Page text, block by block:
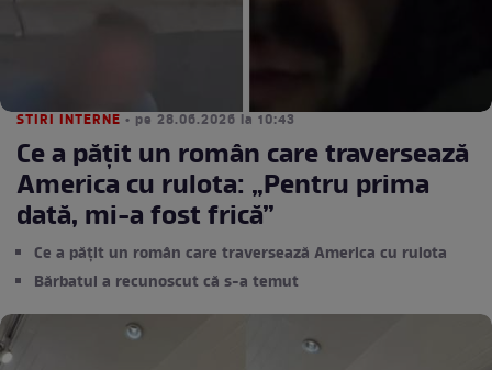
STIRI INTERNE • pe 28.06.2026 la 10:43
Ce a pățit un român care traversează
America cu rulota: „Pentru prima
dată, mi-a fost frică”
Ce a pățit un român care traversează America cu rulota
Bărbatul a recunoscut că s-a temut